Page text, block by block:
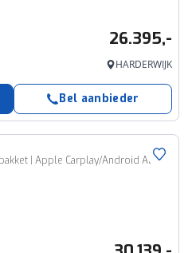
26.395,-
HARDERWIJK
Bel aanbieder
| Apple Carplay/Android Auto